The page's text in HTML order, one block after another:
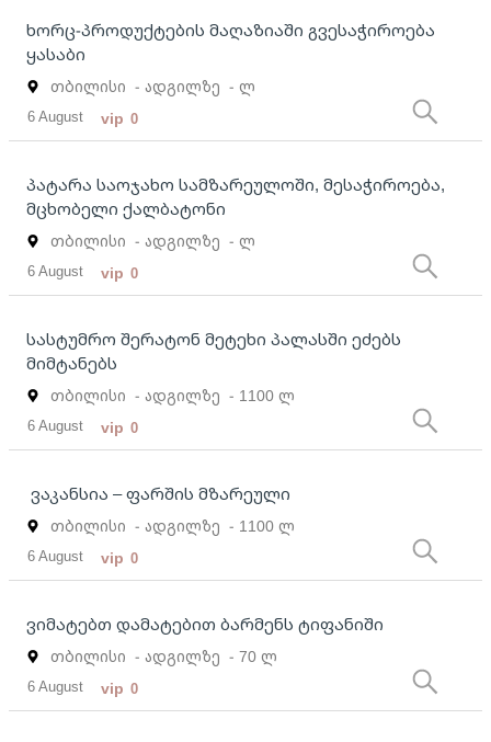
ხორც-პროდუქტების მაღაზიაში გვესაჭიროება
ყასაბი
თბილისი - ადგილზე - ლ
6 August vip 0
პატარა საოჯახო სამზარეულოში, მესაჭიროება,
მცხობელი ქალბატონი
თბილისი - ადგილზე - ლ
6 August vip 0
სასტუმრო შერატონ მეტეხი პალასში ეძებს
მიმტანებს
თბილისი - ადგილზე - 1100 ლ
6 August vip 0
ვაკანსია – ფარშის მზარეული
თბილისი - ადგილზე - 1100 ლ
6 August vip 0
ვიმატებთ დამატებით ბარმენს ტიფანიში
თბილისი - ადგილზე - 70 ლ
6 August vip 0